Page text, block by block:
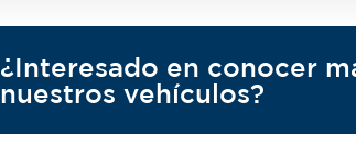
¿Interesado en conocer
nuestros vehículos?